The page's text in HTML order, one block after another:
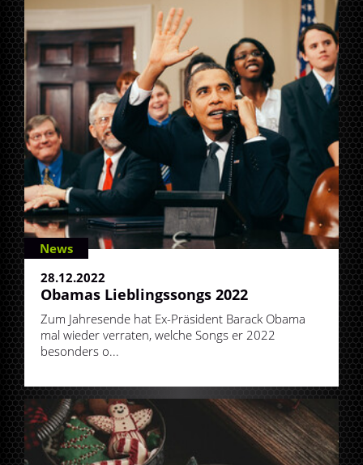
News
28.12.2022
Obamas Lieblingssongs 2022
Zum Jahresende hat Ex-Präsident Barack Obama
mal wieder verraten, welche Songs er 2022
besonders o...